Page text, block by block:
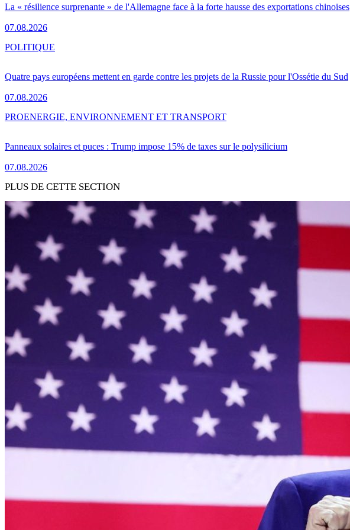
La « résilience surprenante » de l'Allemagne face à la forte hausse des exportations chinoises
07.08.2026
Quatre pays européens mettent en garde contre les projets de la Russie pour l'Ossétie du Sud
07.08.2026
POLITIQUE
Panneaux solaires et puces : Trump impose 15% de taxes sur le polysilicium
07.08.2026
PROENERGIE, ENVIRONNEMENT ET TRANSPORT
PLUS DE CETTE SECTION